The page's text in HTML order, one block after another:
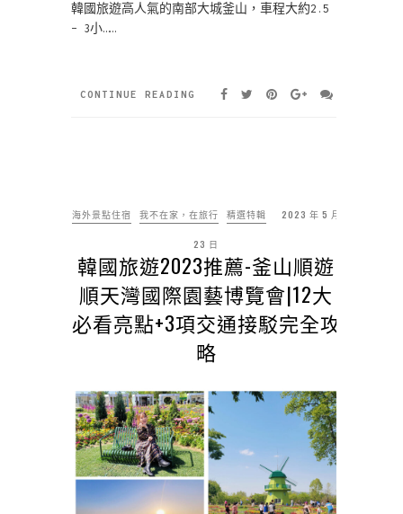
韓國旅遊高人氣的南部大城釜山，車程大約2.5
– 3小……
CONTINUE READING
海外景點住宿 我不在家，在旅行 精選特輯 2023 年 5 月
23 日
韓國旅遊2023推薦-釜山順遊
順天灣國際園藝博覽會|12大
必看亮點+3項交通接駁完全攻
略